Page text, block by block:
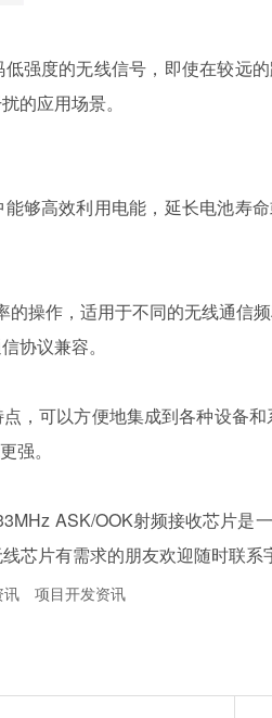
强度的无线信号，即使在较远
的应用场景。
够高效利用电能，延长电池寿
操作，适用于不同的无线通信
协议兼容。
，可以方便地集成到各种设备
强。
ASK/OOK射频接收芯片是
芯片有需求的朋友欢迎随时联系
讯
项目开发资讯